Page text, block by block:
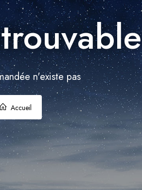
n'existe pas
Accueil